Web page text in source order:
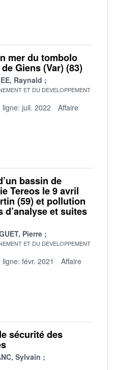
mer du tombolo
Giens (Var) (83)
Raynald
ET DU DEVELOPPEMENT
ligne: juil. 2022
Affaire
bassin de
Tereos le 9 avril
(59) et pollution
d’analyse et suites
Pierre
ET DU DEVELOPPEMENT
ligne: févr. 2021
Affaire
sécurité des
Sylvain